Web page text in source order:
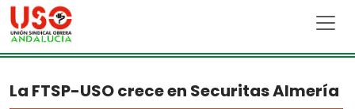
Skip to main content
La FTSP-USO crece en Securitas Almería